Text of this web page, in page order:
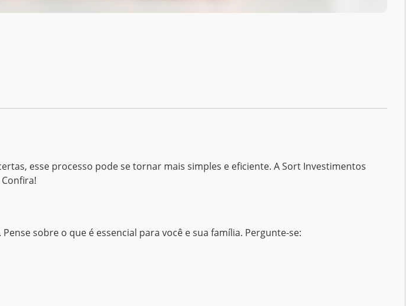
esse processo pode se tornar mais simples e eficiente. A Sort Investimentos
sobre o que é essencial para você e sua família. Pergunte-se: